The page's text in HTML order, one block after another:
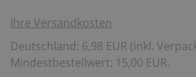
Ihre Versandkosten
Deutschland: 6,98 EUR (inkl.
Mindestbestellwert: 15,00 EUR.